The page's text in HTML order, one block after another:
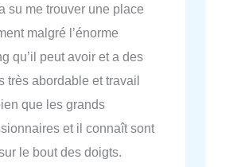
su me trouver une place
malgré l’énorme
qu’il peut avoir et a des
très abordable et travail
que les grands
et il connaît sont
le bout des doigts.